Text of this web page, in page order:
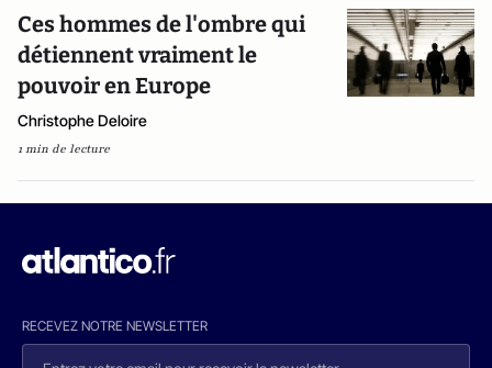
Ces hommes de l'ombre qui
détiennent vraiment le
pouvoir en Europe
Christophe Deloire
1 min de lecture
RECEVEZ NOTRE NEWSLETTER